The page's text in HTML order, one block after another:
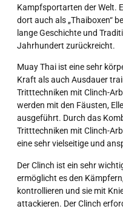
Kampfsportarten der Welt.
dort auch als „Thaiboxen“
lange Geschichte und
Jahrhundert zurückreicht.
Muay Thai ist eine sehr
Kraft als auch Ausdauer
Tritttechniken mit Clinch-
werden mit den Fäusten,
ausgeführt. Durch das
Tritttechniken mit Clinch-
eine sehr vielseitige und
Der Clinch ist ein sehr
ermöglicht es den
kontrollieren und sie mit
attackieren. Der Clinch